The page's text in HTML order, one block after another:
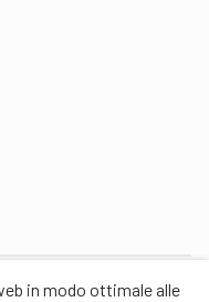
in modo ottimale alle